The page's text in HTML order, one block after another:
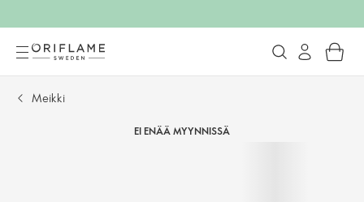
Meikki
EI ENÄÄ MYYNNISSÄ